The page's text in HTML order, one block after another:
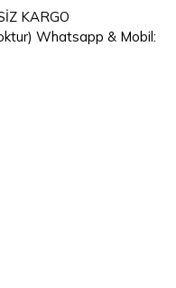
KARGO
Whatsapp & Mobil: